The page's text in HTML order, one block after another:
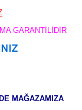
GARANTİLİDİR
MAĞAZAMIZA